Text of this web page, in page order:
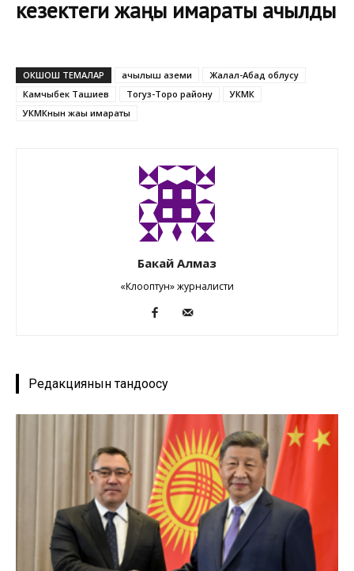
кезектеги жаңы имараты ачылды
ОКШОШ ТЕМАЛАР ачылыш аземи
Жалал-Абад облусу
Камчыбек Ташиев
Тогуз-Торо району
УКМК
УКМКнын жаңы имараты
Бакай Алмаз
«Клооптун» журналисти
Редакциянын тандоосу